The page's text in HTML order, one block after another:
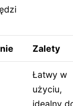
Zalety
Łatwy w
użyciu,